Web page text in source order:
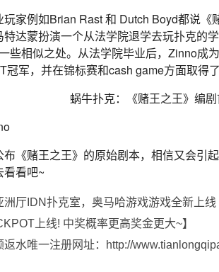
家例如Brian Rast 和 Dutch Boyd都说
达蒙扮演一个从法学院退学去玩扑克的
些相似之处。从法学院毕业后，Zinno成
冠军，并在锦标赛和cash game方面取得
《赌王之王》的原始剧本，相信又会引
看看吧~
洲厅IDN扑克室，奥马哈游戏游戏全新上线
上线! 中奖概率更高奖金更大~】
返水唯一注册网址：http://